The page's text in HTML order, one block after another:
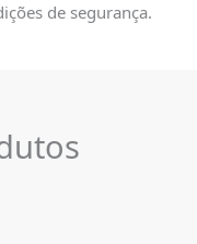
de segurança.